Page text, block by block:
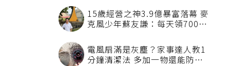
15歲經營之神3.9億暴富落幕 麥
克風少年蘇友謙：每天領700元
電風扇滿是灰塵？家事達人教1